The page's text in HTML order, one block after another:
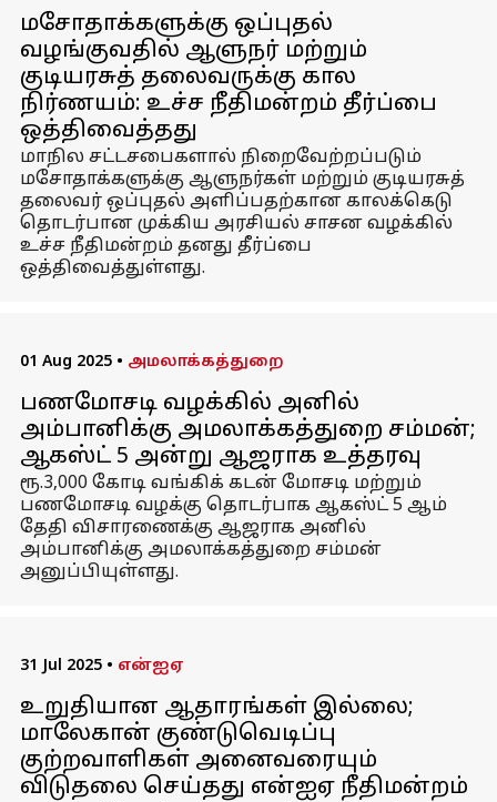
மசோதாக்களுக்கு ஒப்புதல்
வழங்குவதில் ஆளுநர் மற்றும்
குடியரசுத் தலைவருக்கு கால
நிர்ணயம்: உச்ச நீதிமன்றம் தீர்ப்பை
ஒத்திவைத்தது
மாநில சட்டசபைகளால் நிறைவேற்றப்படும்
மசோதாக்களுக்கு ஆளுநர்கள் மற்றும் குடியரசுத்
தலைவர் ஒப்புதல் அளிப்பதற்கான காலக்கெடு
தொடர்பான முக்கிய அரசியல் சாசன வழக்கில்
உச்ச நீதிமன்றம் தனது தீர்ப்பை
ஒத்திவைத்துள்ளது.
01 Aug 2025 • அமலாக்கத்துறை
பணமோசடி வழக்கில் அனில்
அம்பானிக்கு அமலாக்கத்துறை சம்மன்;
ஆகஸ்ட் 5 அன்று ஆஜராக உத்தரவு
ரூ.3,000 கோடி வங்கிக் கடன் மோசடி மற்றும்
பணமோசடி வழக்கு தொடர்பாக ஆகஸ்ட் 5 ஆம்
தேதி விசாரணைக்கு ஆஜராக அனில்
அம்பானிக்கு அமலாக்கத்துறை சம்மன்
அனுப்பியுள்ளது.
31 Jul 2025 • என்ஐஏ
உறுதியான ஆதாரங்கள் இல்லை;
மாலேகான் குண்டுவெடிப்பு
குற்றவாளிகள் அனைவரையும்
விடுதலை செய்தது என்ஐஏ நீதிமன்றம்